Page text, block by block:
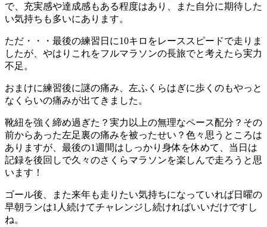
で、充実感や達成感もある程度はあり、また自分に期待した
い気持ちも多いにあります。
ただ・・・最後の練習日に10キロをレーススピードで走りま
したが、やはりこれをフルマラソンの長旅でと考えたら実力
不足。
おまけに練習後に謎の痛み、左ふくらはぎに歩くのもやっと
なくらいの痛みが出てきました。
靴紐を強く締め過ぎた？実力以上の無理なペース配分？その
前からあった左足裏の痛みを被ったせい？色々思うところは
ありますが、最後の1週間はしっかり身体を休めて、当日は
記録を後回しで久々のさくらマラソンを楽しんで走ろうと思
います！
ゴール後、また来年も走りたい気持ちになっていれば日曜の
早朝ランは1人続けてチャレンジし続ければいいだけですし
ね。